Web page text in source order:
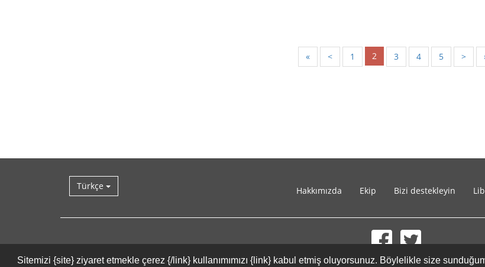
Sitemizi {site} ziyaret etmekle çerez {/link} kullanımımızı {link} kabul etmiş oluyorsunuz. Böylelikle size
« < 1 2 3 4 5 >
Türkçe Hakkımızda Ekip Bizi destekleyin